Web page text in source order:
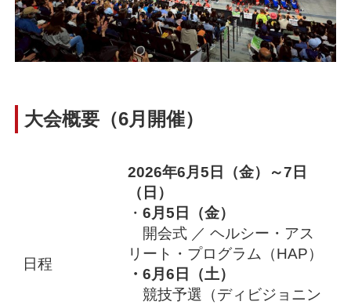
大会概要（6月開催）
日程
2026年6月5日（金）～7日
（日）
・ 6月5日（金）
開会式 ／ ヘルシー・アス
リート・プログラム（HAP）
・6月6日（土）
競技予選（ディビジョニン